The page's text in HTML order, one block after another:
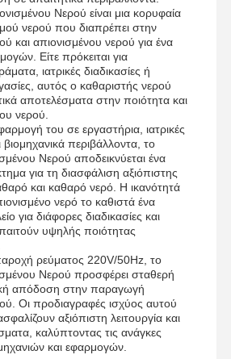
Βίντεο
Σχετικά Με
Εμάς
Επικοινωνήσ
Τε Μαζί Μας
Ειδήσεις
Νερού είναι μια κορυφαία
νερού που διαπρέπει στην
και απιονισμένου νερού για ένα
Είτε πρόκειται για
ιατρικές διαδικασίες ή
αυτός ο καθαριστής νερού
αποτελέσματα στην ποιότητα και
νερού.
του σε εργαστήρια, ιατρικές
βιομηχανικά περιβάλλοντα, το
Νερού αποδεικνύεται ένα
για τη διασφάλιση αξιόπιστης
και καθαρό νερό. Η ικανότητά
νερό το καθιστά ένα
για διάφορες διαδικασίες και
υψηλής ποιότητας
ρεύματος 220V/50Hz, το
Νερού προσφέρει σταθερή
απόδοση στην παραγωγή
Οι προδιαγραφές ισχύος αυτού
αξιόπιστη λειτουργία και
καλύπτοντας τις ανάγκες
και εφαρμογών.